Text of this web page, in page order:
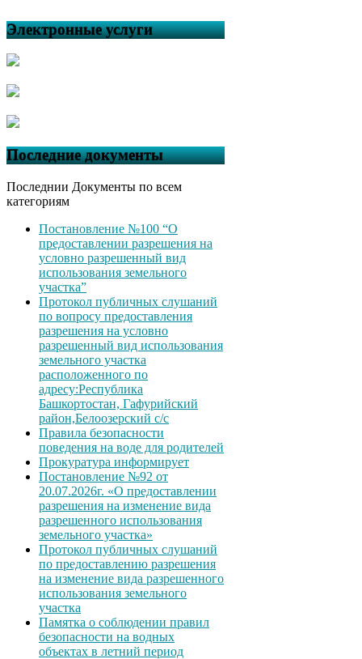
Электронные услуги
Последние документы
Последнии Документы по всем
категориям
Постановление №100 “О
предоставлении разрешения на
условно разрешенный вид
использования земельного
участка”
Протокол публичных слушаний
по вопросу предоставления
разрешения на условно
разрешенный вид использования
земельного участка
расположенного по
адресу:Республика
Башкортостан, Гафурийский
район,Белоозерский с/с
Правила безопасности
поведения на воде для родителей
Прокуратура информирует
Постановление №92 от
20.07.2026г. «О предоставлении
разрешения на изменение вида
разрешенного использования
земельного участка»
Протокол публичных слушаний
по предоставлению разрешения
на изменение вида разрешенного
использования земельного
участка
Памятка о соблюдении правил
безопасности на водных
объектах в летний период